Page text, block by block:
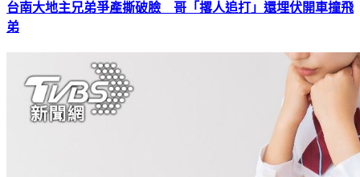
台南大地主兄弟爭產撕破臉 哥「撂人追打」還埋伏開車撞飛
弟